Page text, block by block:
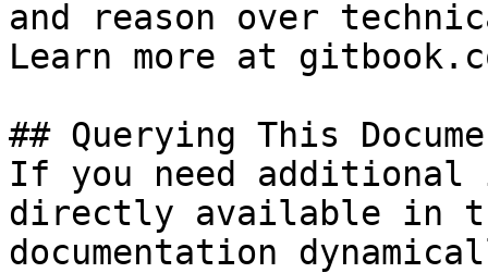
and reason over
Learn more at
## Querying This
If you need
directly available in
documentation